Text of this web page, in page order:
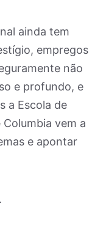
ainda tem
empregos
não
e profundo, e
a Escola de
vem a
e apontar